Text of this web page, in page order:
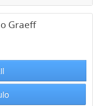
Graeff